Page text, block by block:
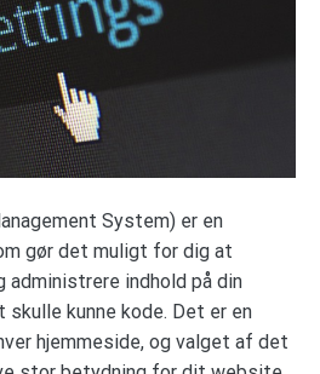
System) er en
gør det muligt for dig at
administrere indhold på din
skulle kunne kode. Det er en
hjemmeside, og valget af det